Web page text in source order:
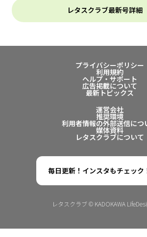
レタスクラブ最新号詳細
プライバシーポリシー
利用規約
ヘルプ・サポート
広告掲載について
最新トピックス
運営会社
推奨環境
利用者情報の外部送信につ
媒体資料
レタスクラブについて
毎日更新！インスタもチェック
レタスクラブ © KADOKAWA